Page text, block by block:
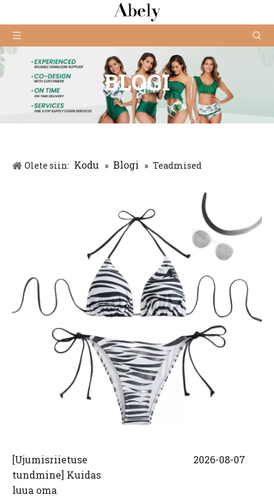
BLOGI
Olete siin: Kodu » Blogi » Teadmised
[Ujumisriietuse
tundmine] Kuidas
luua oma
2026-08-07